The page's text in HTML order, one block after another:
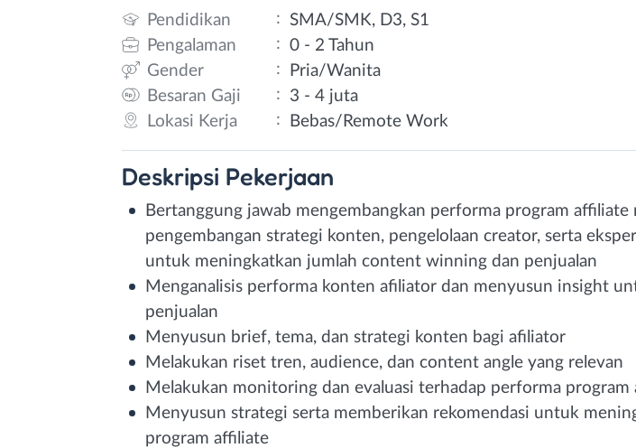
Pendidikan : SMA/SMK, D3, S1
Pengalaman
: 0 - 2 Tahun
Gender
:
Pria/Wanita
Besaran Gaji
:
3 - 4 juta
Lokasi Kerja
: Bebas/Remote Work
Deskripsi Pekerjaan
Bertanggung jawab mengembangkan performa program affiliate
pengembangan strategi konten, pengelolaan creator, serta
untuk meningkatkan jumlah content winning dan penjualan
Menganalisis performa konten afiliator dan menyusun insight
penjualan
Menyusun brief, tema, dan strategi konten bagi afiliator
Melakukan riset tren, audience, dan content angle yang relevan
Melakukan monitoring dan evaluasi terhadap performa program
Menyusun strategi serta memberikan rekomendasi untuk
program affiliate